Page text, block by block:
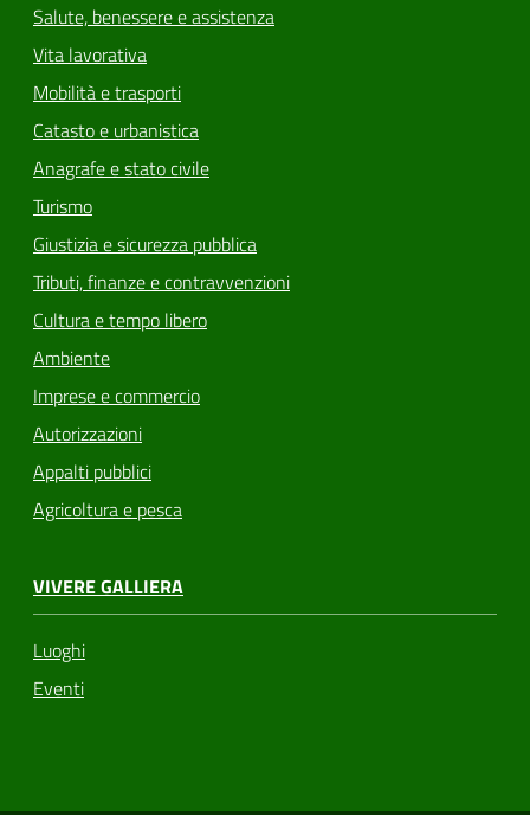
Salute, benessere e assistenza
Vita lavorativa
Mobilità e trasporti
Catasto e urbanistica
Anagrafe e stato civile
Turismo
Giustizia e sicurezza pubblica
Tributi, finanze e contravvenzioni
Cultura e tempo libero
Ambiente
Imprese e commercio
Autorizzazioni
Appalti pubblici
Agricoltura e pesca
VIVERE GALLIERA
Luoghi
Eventi